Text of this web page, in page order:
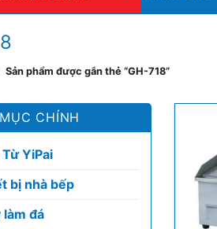
Sản phẩm được gắn thẻ “GH-718”
CHÍNH
YiPai
bị nhà bếp
làm đá